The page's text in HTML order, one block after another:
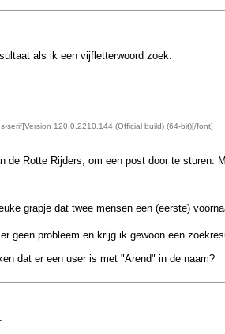
als ik een vijfletterwoord zoek.
serif]Version 120.0.2210.144 (Official build) (64-bit)[/font]
Rotte Rijders, om een post door te sturen.
grapje dat twee mensen een (eerste)
geen probleem en krijg ik gewoon een
dat er een user is met "Arend" in de naam?